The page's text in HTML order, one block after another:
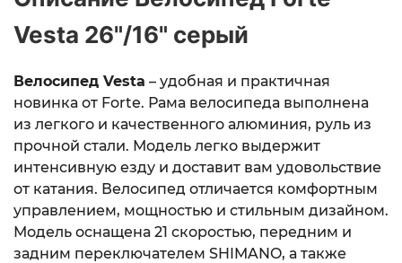
Vesta 26"/16" серый
Велосипед Vesta – удобная и практичная
новинка от Forte. Рама велосипеда выполнена
из легкого и качественного алюминия, руль из
прочной стали. Модель легко выдержит
интенсивную езду и доставит вам удовольствие
от катания. Велосипед отличается комфортным
управлением, мощностью и стильным дизайном.
Модель оснащена 21 скоростью, передним и
задним переключателем SHIMANO, а также